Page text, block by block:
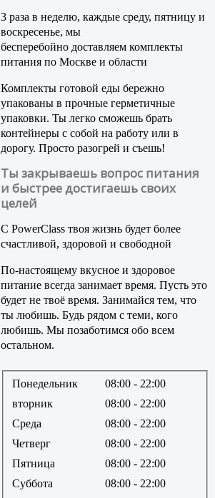
3 раза в неделю, каждые среду, пятницу и
воскресенье, мы
бесперебойно доставляем комплекты
питания по Москве и области
Комплекты готовой еды бережно
упакованы в прочные герметичные
упаковки. Ты легко сможешь брать
контейнеры с собой на работу или в
дорогу. Просто разогрей и съешь!
Ты закрываешь вопрос питания
и быстрее достигаешь своих
целей
С PowerClass твоя жизнь будет более
счастливой, здоровой и свободной
По-настоящему вкусное и здоровое
питание всегда занимает время. Пусть это
будет не твоё время. Занимайся тем, что
ты любишь. Будь рядом с теми, кого
любишь. Мы позаботимся обо всем
остальном.
Понедельник 08:00 - 22:00
вторник
08:00 - 22:00
Среда
08:00 - 22:00
Четверг
08:00 - 22:00
Пятница
08:00 - 22:00
Суббота
08:00 - 22:00